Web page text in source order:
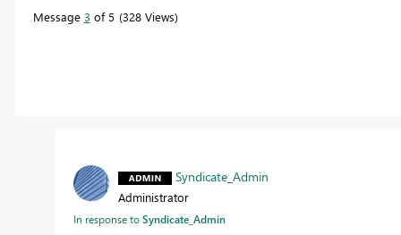
Message 3 of 5 328 Views
Syndicate_Admin
Administrator
In response toSyndicate_Admin